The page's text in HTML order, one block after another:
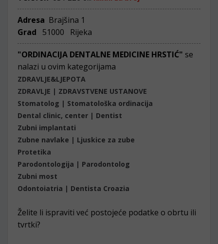
Adresa Brajšina 1
Grad
51000 Rijeka
"ORDINACIJA DENTALNE MEDICINE HRSTIĆ" se
nalazi u ovim kategorijama
ZDRAVLJE&LJEPOTA
ZDRAVLJE | ZDRAVSTVENE USTANOVE
Stomatolog | Stomatološka ordinacija
Dental clinic, center | Dentist
Zubni implantati
Zubne navlake | Ljuskice za zube
Protetika
Parodontologija | Parodontolog
Zubni most
Odontoiatria | Dentista Croazia
Želite li ispraviti već postojeće podatke o obrtu ili
tvrtki?